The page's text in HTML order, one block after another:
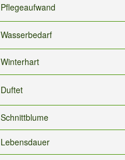
Pflegeaufwand
Wasserbedarf
Winterhart
Duftet
Schnittblume
Lebensdauer